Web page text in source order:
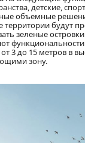
детские,
объемные
территории
зеленые
3 до 15 метров в
зону.